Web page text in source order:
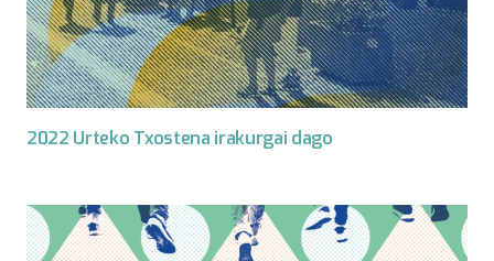
2022 Urteko Txostena irakurgai dago